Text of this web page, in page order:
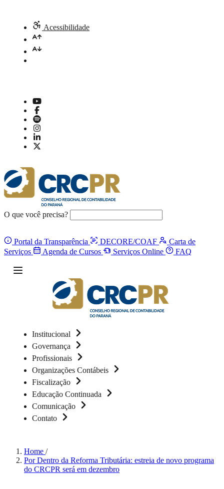
Acessibilidade
O que você precisa?
Portal da Transparência DECORE/COAF
Carta de
Serviços
Agenda de Cursos Serviços Online FAQ
Institucional
Governança
Profissionais
Organizações Contábeis
Fiscalização
Educação Continuada
Comunicação
Contato
Home /
Por Dentro da Reforma Tributária: estreia de novo programa
do CRCPR será em dezembro